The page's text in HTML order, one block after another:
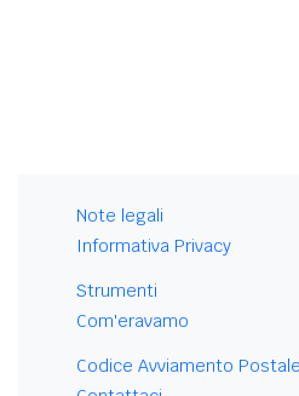
Note legali
Informativa Privacy
Strumenti
Com'eravamo
Codice Avviamento Postale